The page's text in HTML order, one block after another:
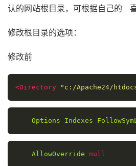
认的网站根目录，可根据自己的
修改根目录的选项：
修改前
<Directory
"c:/Apache24/
Options
Indexes
AllowOverride
null